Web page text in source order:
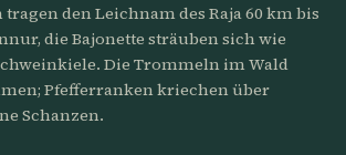
den Leichnam des Raja 60 km bis
die Bajonette sträuben sich wie
Die Trommeln im Wald
Pfefferranken kriechen über
Schanzen.